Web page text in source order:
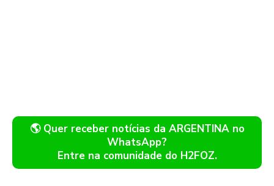
🌎 Quer receber notícias da ARGENTINA no
WhatsApp?
Entre na comunidade do H2FOZ.